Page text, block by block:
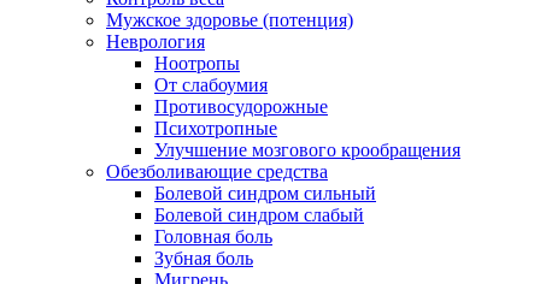
Мужское здоровье (потенция)
Неврология
Ноотропы
От слабоумия
Противосудорожные
Психотропные
Улучшение мозгового крообращения
Обезболивающие средства
Болевой синдром сильный
Болевой синдром слабый
Головная боль
Зубная боль
Мигрень